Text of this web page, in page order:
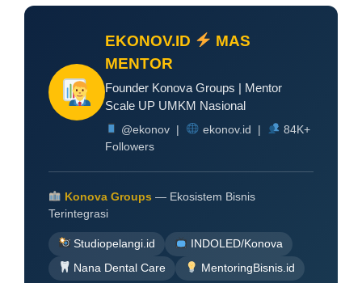
EKONOV.ID
MAS
MENTOR
Founder Konova Groups | Mentor
Scale UP UMKM Nasional
@ekonov | ekonov.id |
84K+
Followers
Konova Groups — Ekosistem Bisnis
Terintegrasi
Studiopelangi.id
INDOLED/Konova
Nana Dental Care
MentoringBisnis.id